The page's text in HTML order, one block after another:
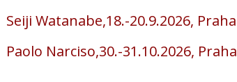
Seiji Watanabe,18.-20.9.2026, Praha
Paolo Narciso,30.-31.10.2026, Praha